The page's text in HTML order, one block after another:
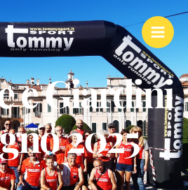
e Giardini
2025